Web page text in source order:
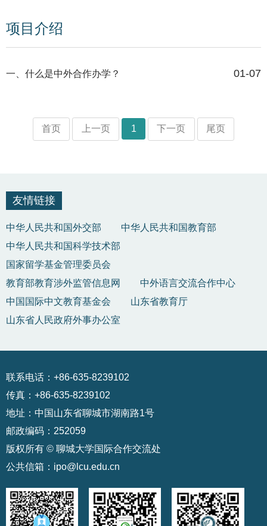
项目介绍
01-07
一、什么是中外合作办学？
首页 上一页 1 下一页 尾页
友情链接
中华人民共和国外交部
中华人民共和国教育部
中华人民共和国科学技术部
国家留学基金管理委员会
教育部教育涉外监管信息网
中外语言交流合作中心
中国国际中文教育基金会
山东省教育厅
山东省人民政府外事办公室
联系电话：+86-635-8239102
传真：+86-635-8239102
地址：中国山东省聊城市湖南路1号
邮政编码：252059
版权所有 © 聊城大学国际合作交流处
公共信箱：ipo@lcu.edu.cn